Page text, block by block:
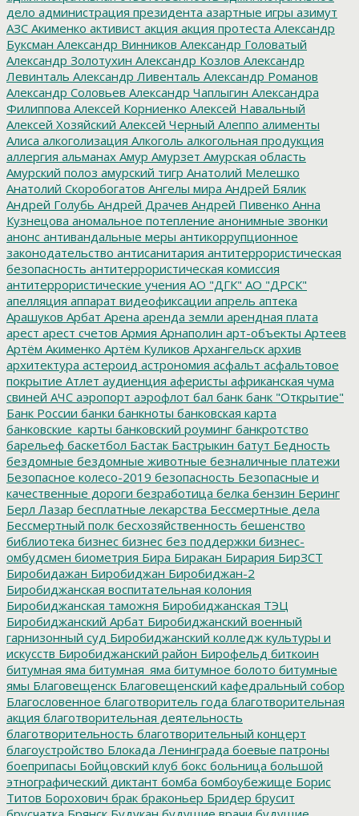
дело администрация президента азартные игры азимут
АЗС Акименко активист акция акция протеста Александр
Буксман Александр Винников Александр Головатый
Александр Золотухин Александр Козлов Александр
Левинталь Александр Ливенталь Александр Романов
Александр Соловьев Александр Чаплыгин Александра
Филиппова Алексей Корниенко Алексей Навальный
Алексей Хозяйский Алексей Черный Алеппо алименты
Алиса алкоголизация Алкоголь алкогольная продукция
аллергия альманах Амур Амурзет Амурская область
Амурский полоз амурский тигр Анатолий Мелешко
Анатолий Скоробогатов Ангелы мира Андрей Бялик
Андрей Голубь Андрей Драчев Андрей Пивенко Анна
Кузнецова аномальное потепление анонимные звонки
анонс антивандальные меры антикоррупционное
законодательство антисанитария антитеррористическая
безопасность антитеррористическая комиссия
антитеррористические учения АО "ДГК" АО "ДРСК"
апелляция аппарат видеофиксации апрель аптека
Арашуков Арбат Арена аренда земли арендная плата
арест арест счетов Армия Арнаполин арт-объекты Артеев
Артём Акименко Артём Куликов Архангельск архив
архитектура астероид астрономия асфальт асфальтовое
покрытие Атлет аудиенция аферисты африканская чума
свиней АЧС аэропорт аэрофлот бал банк банк "Открытие"
Банк России банки банкноты банковская карта
банковские_карты банковский роуминг банкротство
барельеф баскетбол Бастак Бастрыкин батут Бедность
бездомные бездомные животные безналичные платежи
Безопасное колесо-2019 безопасность Безопасные и
качественные дороги безработица белка бензин Беринг
Берл Лазар бесплатные лекарства Бессмертные дела
Бессмертный полк бесхозяйственность бешенство
библиотека бизнес бизнес без поддержки бизнес-
омбудсмен биометрия Бира Биракан Бирария БирЗСТ
Биробидажан Биробиджан Биробиджан-2
Биробиджанская воспитательная колония
Биробиджанская таможня Биробиджанская ТЭЦ
Биробиджанский Арбат Биробиджанский военный
гарнизонный суд Биробиджанский колледж культуры и
искусств Биробиджанский район Бирофельд биткоин
битумная яма битумная_яма битумное болото битумные
ямы Благовещенск Благовещенский кафедральный собор
Благословенное благотворитель года благотворительная
акция благотворительная деятельность
благотворительность благотворительный концерт
благоустройство Блокада Ленинграда боевые патроны
боеприпасы Бойцовский клуб бокс больница большой
этнографический диктант бомба бомбоубежище Борис
Титов Борохович брак браконьер Бридер брусит